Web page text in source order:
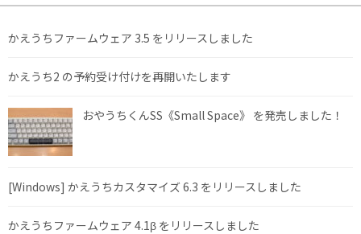
かえうちファームウェア 3.5 をリリースしました
かえうち2 の予約受け付けを再開いたします
おやうちくんSS《Small Space》 を発売しました！
[Windows] かえうちカスタマイズ 6.3 をリリースしました
かえうちファームウェア 4.1β をリリースしました